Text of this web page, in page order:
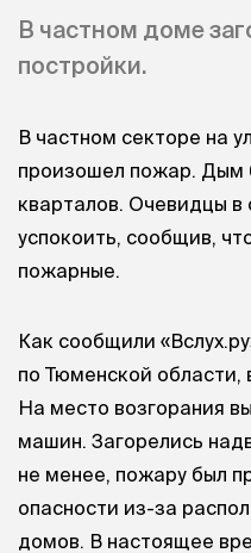
В частном доме
постройки.
В частном секторе на
произошел пожар. Дым
кварталов. Очевидцы в
успокоить, сообщив,
пожарные.
Как сообщили
по Тюменской области,
На место возгорания
машин. Загорелись
не менее, пожару был
опасности из-за
домов. В настоящее